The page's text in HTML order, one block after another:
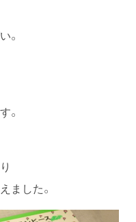
。
。
ました。